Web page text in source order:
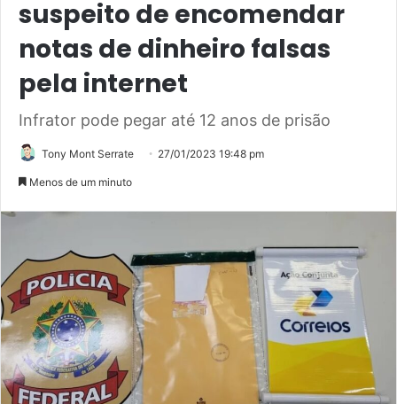
suspeito de encomendar
notas de dinheiro falsas
pela internet
Infrator pode pegar até 12 anos de prisão
Tony Mont Serrate 27/01/2023 19:48 pm
Menos de um minuto